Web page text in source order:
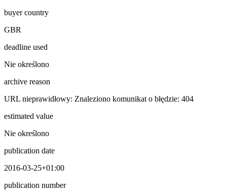
buyer country
GBR
deadline used
Nie określono
archive reason
URL nieprawidłowy: Znaleziono komunikat o błędzie: 404
estimated value
Nie określono
publication date
2016-03-25+01:00
publication number